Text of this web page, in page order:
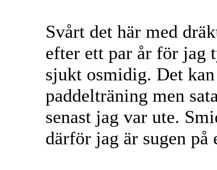
Svårt det här med
efter ett par år för jag
sjukt osmidig. Det
paddelträning men
senast jag var ute.
därför jag är sugen på